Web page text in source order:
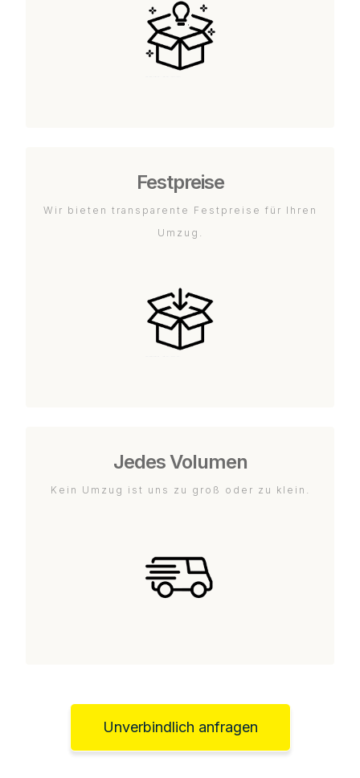
Festpreise
Wir bieten transparente Festpreise für Ihren
Umzug.
Jedes Volumen
Kein Umzug ist uns zu groß oder zu klein.
Unverbindlich anfragen